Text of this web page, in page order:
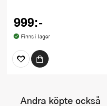
999:-
Finns i lager
Andra köpte också